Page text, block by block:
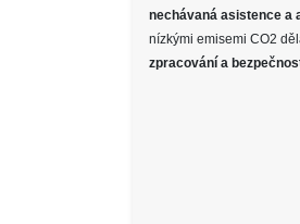
nechávaná asistence a
nízkými emisemi CO2
zpracování a